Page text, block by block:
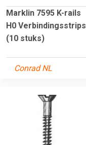
Marklin 7595 K-rails
H0 Verbindingsstrips
(10 stuks)
Conrad NL